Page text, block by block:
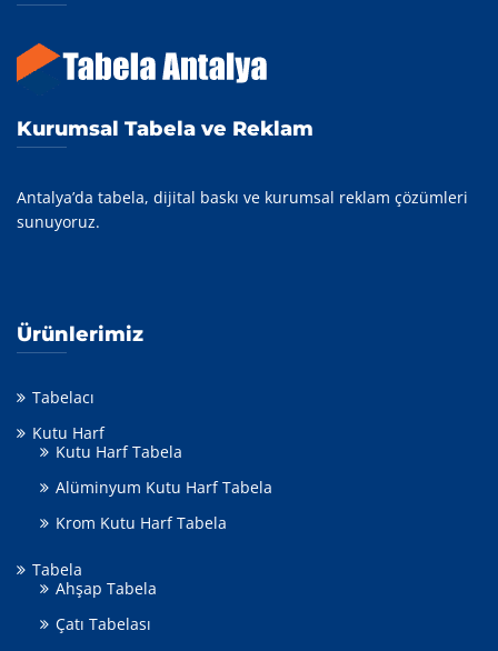
Kurumsal Tabela ve Reklam
Antalya’da tabela, dijital baskı ve kurumsal reklam çözümleri
sunuyoruz.
Ürünlerimiz
Tabelacı
Kutu Harf
Kutu Harf Tabela
Alüminyum Kutu Harf Tabela
Krom Kutu Harf Tabela
Tabela
Ahşap Tabela
Çatı Tabelası